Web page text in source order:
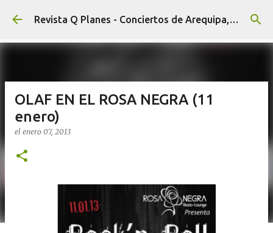
Ir al contenido principal Revista Q Planes - Conciertos de Arequipa, fiestas, eventos y Cultura
OLAF EN EL ROSA NEGRA (11
enero)
el enero 07, 2013